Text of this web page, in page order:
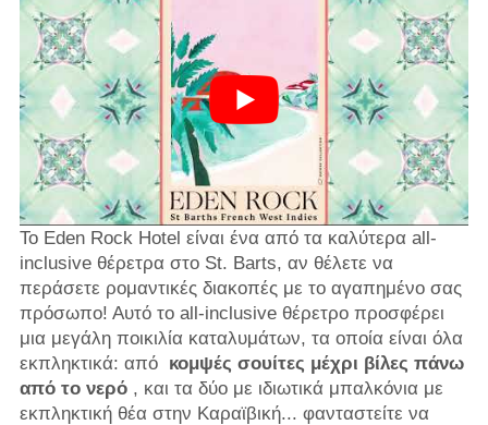
Το Eden Rock Hotel είναι ένα από τα καλύτερα all-
inclusive θέρετρα στο St. Barts, αν θέλετε να
περάσετε ρομαντικές διακοπές με το αγαπημένο σας
πρόσωπο! Αυτό το all-inclusive θέρετρο προσφέρει
μια μεγάλη ποικιλία καταλυμάτων, τα οποία είναι όλα
εκπληκτικά: από κομψές σουίτες μέχρι βίλες πάνω
από το νερό, και τα δύο με ιδιωτικά μπαλκόνια με
εκπληκτική θέα στην Καραϊβική... φανταστείτε να